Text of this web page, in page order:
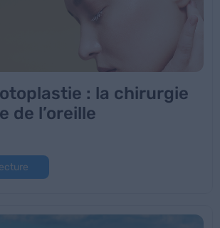
: la chirurgie
de l’oreille